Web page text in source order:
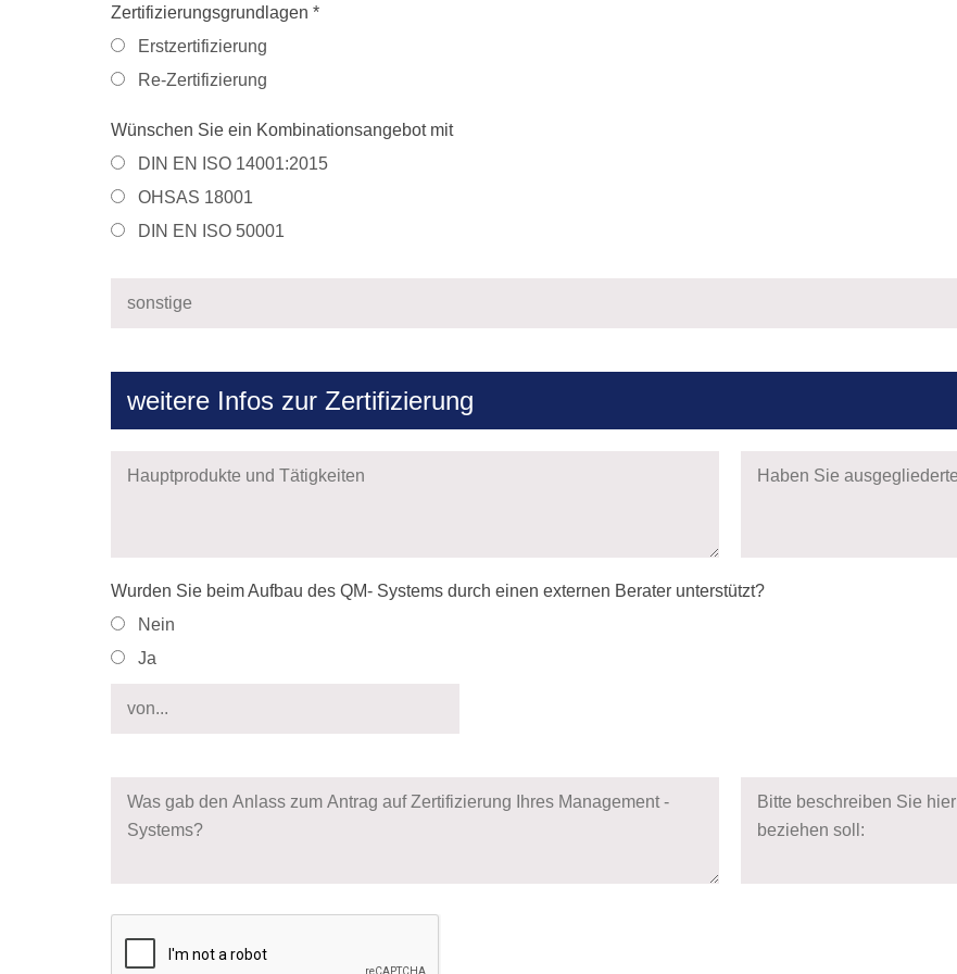
Zertifizierungsgrundlagen *
Erstzertifizierung
Re-Zertifizierung
Wünschen Sie ein Kombinationsangebot mit
DIN EN ISO 14001:2015
OHSAS 18001
DIN EN ISO 50001
weitere Infos zur Zertifizierung
Wurden Sie beim Aufbau des QM- Systems durch einen externen Berater unterstützt?
Nein
Ja